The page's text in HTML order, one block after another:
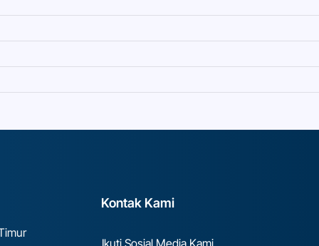
Kontak Kami
Ikuti Sosial Media Kami